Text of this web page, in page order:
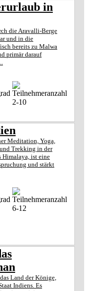
in
die Aravalli-Berge
und in die
bereits zu Malwa
primär darauf
2-10
Meditation, Yoga,
Trekking in der
Himalaya, ist eine
und stärkt
6-12
Land der Könige,
Indiens. Es